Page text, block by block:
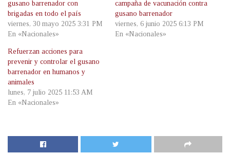
gusano barrenador con
brigadas en todo el país
viernes, 30 mayo 2025 3:31 PM
En «Nacionales»
campaña de vacunación contra
gusano barrenador
viernes, 6 junio 2025 6:13 PM
En «Nacionales»
Refuerzan acciones para
prevenir y controlar el gusano
barrenador en humanos y
animales
lunes, 7 julio 2025 11:53 AM
En «Nacionales»